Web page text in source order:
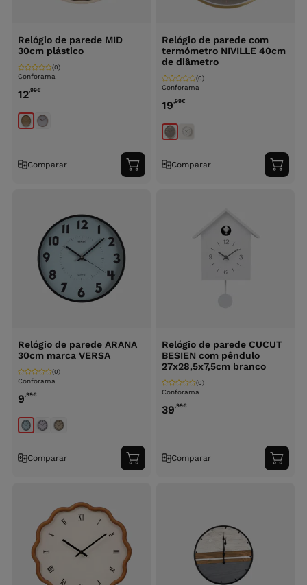
Relógio de parede MID
30cm plástico
Conforama
(0)
12,99€
Comparar
Adicionar
ao
Relógio de parede com
termómetro NIVILLE 40cm
de diâmetro
Conforama
(0)
19,99€
Comparar
ao
Relógio de parede ARANA
30cm marca VERSA
Conforama
(0)
9,99€
Comparar
Adicionar
ao
Relógio de parede CUCUT
BESIEN com pêndulo
27x28,5x7,5cm branco
Conforama
(0)
39,99€
Comparar
ao